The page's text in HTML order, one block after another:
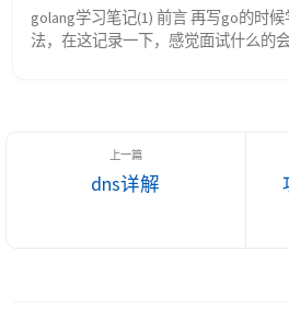
golang学习笔记(1) 前言 再写go的时
法，在这记录一下，感觉面试什么的
dns详解